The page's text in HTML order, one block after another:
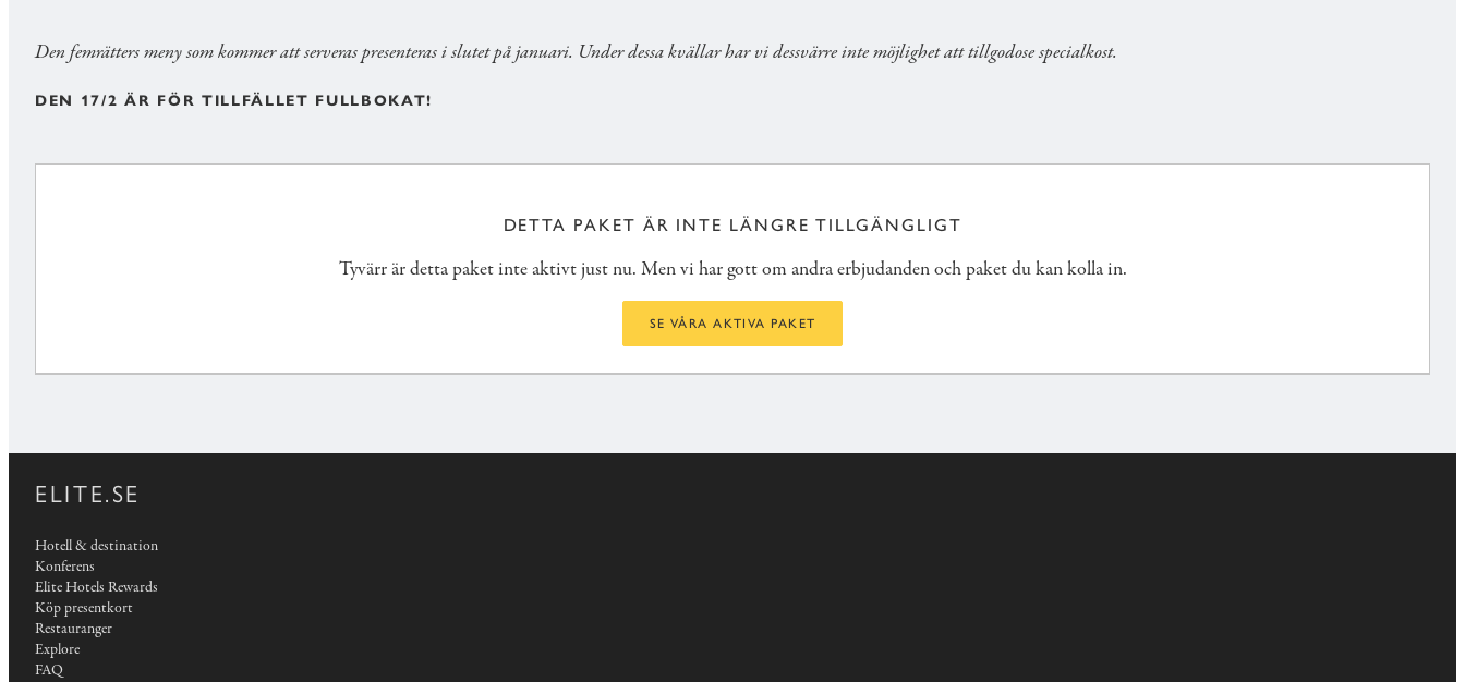
Den femrätters meny som kommer att serveras presenteras i slutet på januari. Under dessa kvällar har vi dessvärre inte möjlighet att tillgodose specialkost.
DEN 17/2 ÄR FÖR TILLFÄLLET FULLBOKAT!
DETTA PAKET ÄR INTE LÄNGRE TILLGÄNGLIGT
Tyvärr är detta paket inte aktivt just nu. Men vi har gott om andra erbjudanden och paket du kan kolla in.
SE VÅRA AKTIVA PAKET
ELITE.SE
Hotell & destination
Konferens
Elite Hotels Rewards
Köp presentkort
Restauranger
Explore
FAQ